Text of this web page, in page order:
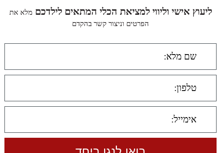
ליעוץ אישי וליווי למציאת הכלי המתאים לילדכם מלא את
הפרטים וניצור קשר בהקדם